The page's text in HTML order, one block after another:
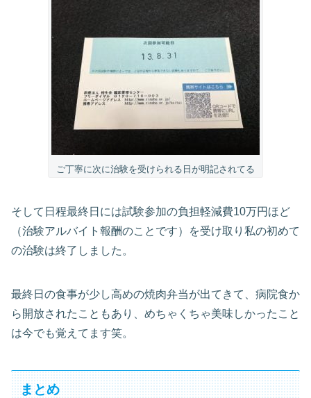
ご丁寧に次に治験を受けられる日が明記されてる
そして日程最終日には試験参加の負担軽減費10万円ほど
（治験アルバイト報酬のことです）を受け取り私の初めて
の治験は終了しました。
最終日の食事が少し高めの焼肉弁当が出てきて、病院食か
ら開放されたこともあり、めちゃくちゃ美味しかったこと
は今でも覚えてます笑。
まとめ